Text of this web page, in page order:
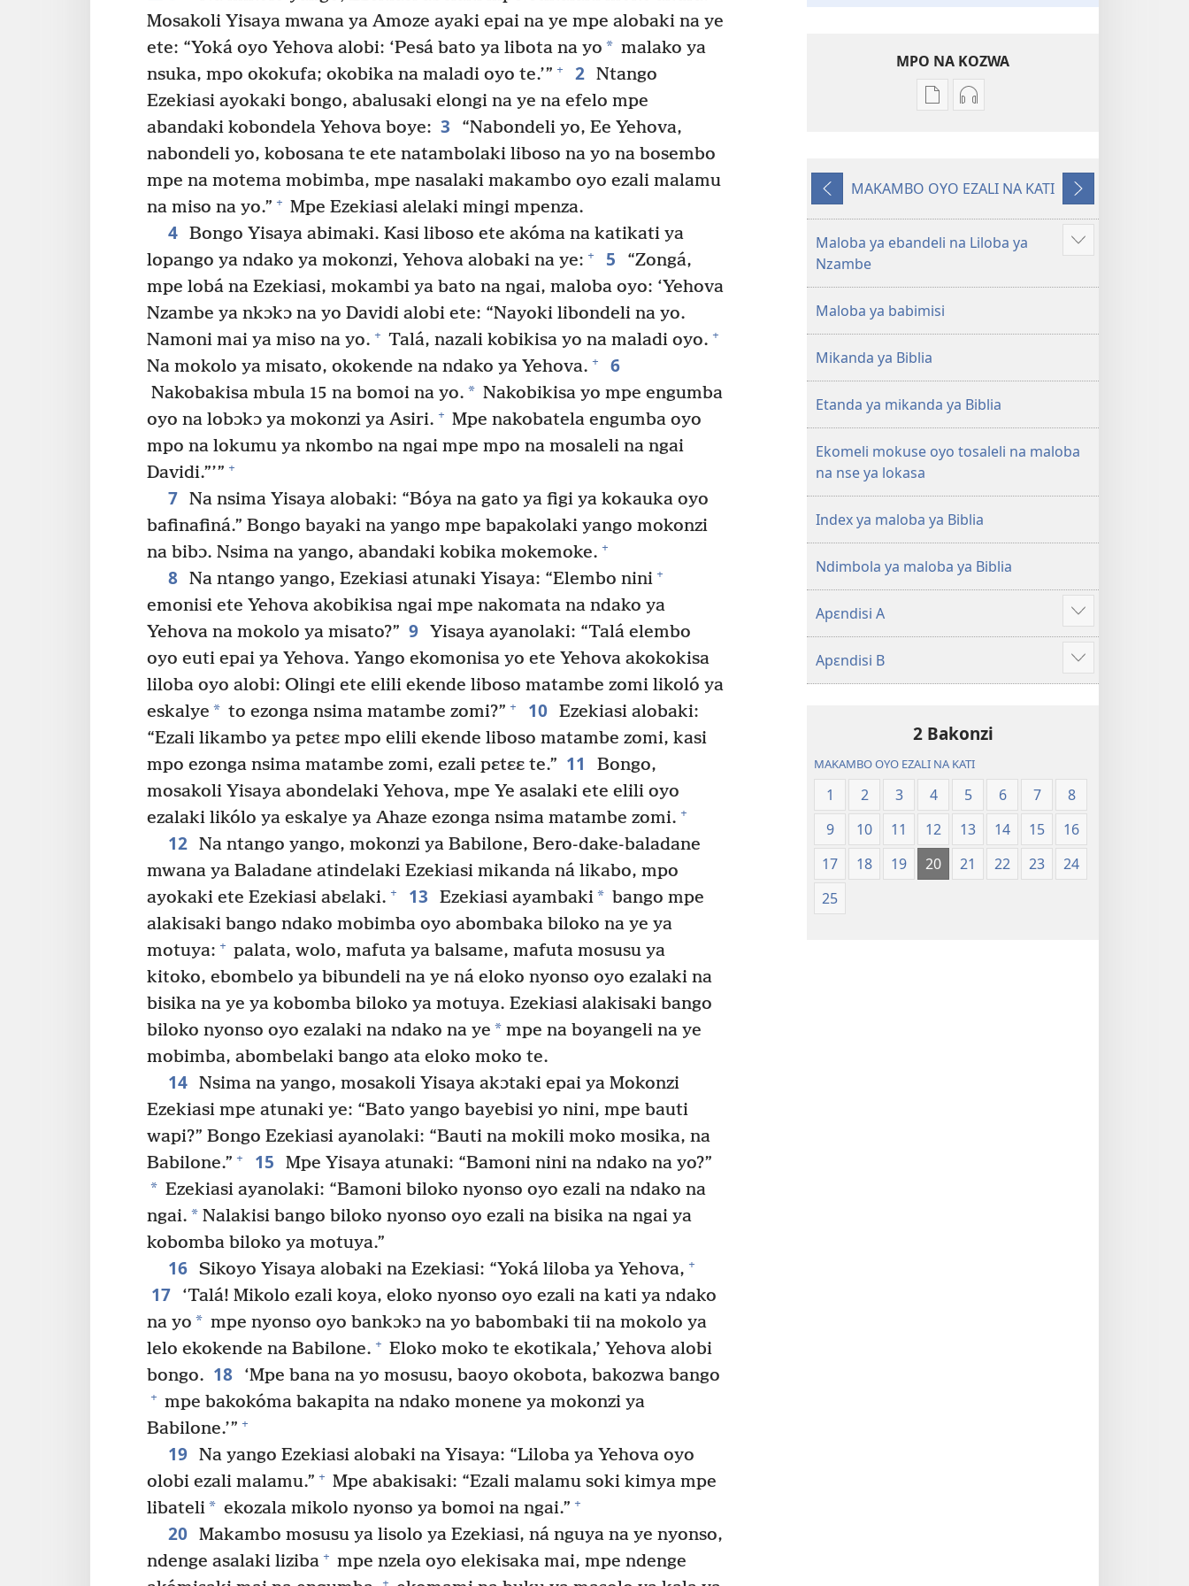
Mosakoli Yisaya mwana ya Amoze ayaki epai na ye mpe alobaki na ye
ete: “Yoká oyo Yehova alobi: ‘Pesá bato ya libota na yo * malako ya
nsuka, mpo okokufa; okobika na maladi oyo te.’” + 2 Ntango
Ezekiasi ayokaki bongo, abalusaki elongi na ye na efelo mpe
abandaki kobondela Yehova boye: 3
“Nabondeli yo, Ee Yehova,
nabondeli yo, kobosana te ete natambolaki liboso na yo na bosembo
mpe na motema mobimba, mpe nasalaki makambo oyo ezali malamu
na miso na yo.” + Mpe Ezekiasi alelaki mingi mpenza.
4 Bongo Yisaya abimaki. Kasi liboso ete akóma na katikati ya
lopango ya ndako ya mokonzi, Yehova alobaki na ye: + 5
“Zongá,
mpe lobá na Ezekiasi, mokambi ya bato na ngai, maloba oyo: ‘Yehova
Nzambe ya nkɔkɔ na yo Davidi alobi ete: “Nayoki libondeli na yo.
Namoni mai ya miso na yo. + Talá, nazali kobikisa yo na maladi oyo. +
Na mokolo ya misato, okokende na ndako ya Yehova. + 6
Nakobakisa mbula 15 na bomoi na yo. * Nakobikisa yo mpe engumba
oyo na lobɔkɔ ya mokonzi ya Asiri. + Mpe nakobatela engumba oyo
mpo na lokumu ya nkombo na ngai mpe mpo na mosaleli na ngai
Davidi.”’” +
7 Na nsima Yisaya alobaki: “Bóya na gato ya figi ya kokauka oyo
bafinafiná.” Bongo bayaki na yango mpe bapakolaki yango mokonzi
na bibɔ. Nsima na yango, abandaki kobika mokemoke. +
8 Na ntango yango, Ezekiasi atunaki Yisaya: “Elembo nini +
emonisi ete Yehova akobikisa ngai mpe nakomata na ndako ya
Yehova na mokolo ya misato?” 9 Yisaya ayanolaki: “Talá elembo
oyo euti epai ya Yehova. Yango ekomonisa yo ete Yehova akokokisa
liloba oyo alobi: Olingi ete elili ekende liboso matambe zomi likoló ya
eskalye * to ezonga nsima matambe zomi?” + 10 Ezekiasi alobaki:
“Ezali likambo ya pɛtɛɛ mpo elili ekende liboso matambe zomi, kasi
mpo ezonga nsima matambe zomi, ezali pɛtɛɛ te.” 11
Bongo,
mosakoli Yisaya abondelaki Yehova, mpe Ye asalaki ete elili oyo
ezalaki likólo ya eskalye ya Ahaze ezonga nsima matambe zomi. +
12 Na ntango yango, mokonzi ya Babilone, Bero-dake-baladane
mwana ya Baladane atindelaki Ezekiasi mikanda ná likabo, mpo
ayokaki ete Ezekiasi abɛlaki. + 13 Ezekiasi ayambaki* bango mpe
alakisaki bango ndako mobimba oyo abombaka biloko na ye ya
motuya: + palata, wolo, mafuta ya balsame, mafuta mosusu ya
kitoko, ebombelo ya bibundeli na ye ná eloko nyonso oyo ezalaki na
bisika na ye ya kobomba biloko ya motuya. Ezekiasi alakisaki bango
biloko nyonso oyo ezalaki na ndako na ye * mpe na boyangeli na ye
mobimba, abombelaki bango ata eloko moko te.
14 Nsima na yango, mosakoli Yisaya akɔtaki epai ya Mokonzi
Ezekiasi mpe atunaki ye: “Bato yango bayebisi yo nini, mpe bauti
wapi?” Bongo Ezekiasi ayanolaki: “Bauti na mokili moko mosika, na
Babilone.” + 15 Mpe Yisaya atunaki: “Bamoni nini na ndako na yo?”
* Ezekiasi ayanolaki: “Bamoni biloko nyonso oyo ezali na ndako na
ngai. * Nalakisi bango biloko nyonso oyo ezali na bisika na ngai ya
kobomba biloko ya motuya.”
16 Sikoyo Yisaya alobaki na Ezekiasi: “Yoká liloba ya Yehova, +
17
‘Talá! Mikolo ezali koya, eloko nyonso oyo ezali na kati ya ndako
na yo * mpe nyonso oyo bankɔkɔ na yo babombaki tii na mokolo ya
lelo ekokende na Babilone. + Eloko moko te ekotikala,’ Yehova alobi
bongo. 18 ‘Mpe bana na yo mosusu, baoyo okobota, bakozwa bango
+ mpe bakokóma bakapita na ndako monene ya mokonzi ya
Babilone.’” +
19 Na yango Ezekiasi alobaki na Yisaya: “Liloba ya Yehova oyo
olobi ezali malamu.” + Mpe abakisaki: “Ezali malamu soki kimya mpe
libateli* ekozala mikolo nyonso ya bomoi na ngai.” +
20 Makambo mosusu ya lisolo ya Ezekiasi, ná nguya na ye nyonso,
ndenge asalaki liziba + mpe nzela oyo elekisaka mai, mpe ndenge
+
MPO NA KOZWA
Ndenge
Biblia
Libongoli
ya
Sika
(Ebongisami
2023)
Ndenge
ya
Biblia
—
ya
(Ebongisami
na
2023)
Oyo
eleki
MAKAMBO OYO EZALI NA KATI
Oyo
elandi
Maloba ya ebandeli na Liloba ya
Nzambe
Show
Maloba ya babimisi
Mikanda ya Biblia
Etanda ya mikanda ya Biblia
Ekomeli mokuse oyo tosaleli na maloba
na nse ya lokasa
Index ya maloba ya Biblia
Ndimbola ya maloba ya Biblia
Apɛndisi A
Show
more
Apɛndisi B
Show
more
2 Bakonzi
MAKAMBO OYO EZALI NA KATI
1 2 3 4 5 6 7
8
9
10 11 12 13 14 15
16
17
18 19 20 21 22 23
24
25